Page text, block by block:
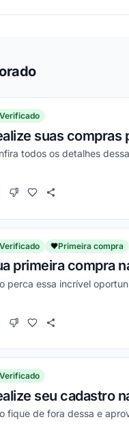
Verificado
suas
todos os detalhes
cupom funcionou
Este cupom não funcionou
Verificado Primeira compra
primeira compra
perca essa incrível
cupom funcionou
Este cupom não funcionou
Verificado
seu cadastro
fique de fora dessa e